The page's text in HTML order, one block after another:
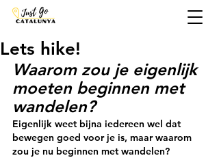
Lets hike!
Waarom zou je eigenlijk
moeten beginnen met
wandelen?
Eigenlijk weet bijna iedereen wel dat
bewegen goed voor je is, maar waarom
zou je nu beginnen met wandelen?